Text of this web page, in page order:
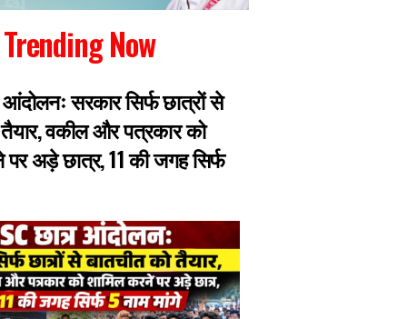
Trending Now
आंदोलनः सरकार सिर्फ छात्रों से
वकील और पत्रकार को
अड़े छात्र, 11 की जगह सिर्फ